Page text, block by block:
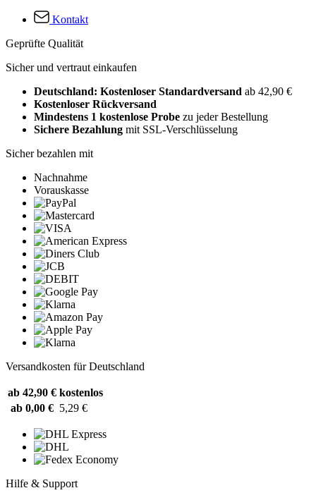
Kontakt
Geprüfte Qualität
Sicher und vertraut einkaufen
Deutschland: Kostenloser Standardversand ab 42,90 €
Kostenloser Rückversand
Mindestens 1 kostenlose Probe zu jeder Bestellung
Sichere Bezahlung mit SSL-Verschlüsselung
Sicher bezahlen mit
Nachnahme
Vorauskasse
Versandkosten für Deutschland
ab 42,90 € kostenlos
ab 0,00 € 5,29 €
Hilfe & Support